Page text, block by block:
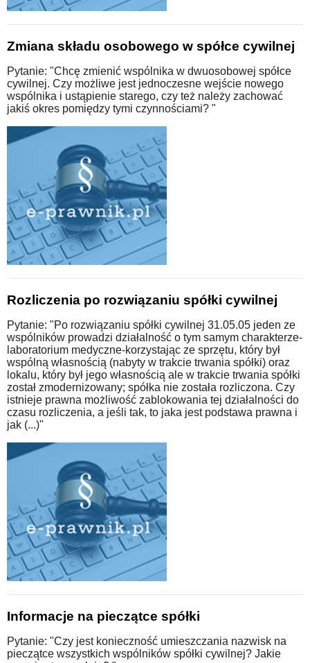
Zmiana składu osobowego w spółce cywilnej
Pytanie: "Chcę zmienić wspólnika w dwuosobowej spółce
cywilnej. Czy możliwe jest jednoczesne wejście nowego
wspólnika i ustąpienie starego, czy też należy zachować
jakiś okres pomiędzy tymi czynnościami? "
Rozliczenia po rozwiązaniu spółki cywilnej
Pytanie: "Po rozwiązaniu spółki cywilnej 31.05.05 jeden ze
wspólników prowadzi działalność o tym samym charakterze-
laboratorium medyczne-korzystając ze sprzętu, który był
wspólną własnością (nabyty w trakcie trwania spółki) oraz
lokalu, który był jego własnością ale w trakcie trwania spółki
został zmodernizowany; spółka nie została rozliczona. Czy
istnieje prawna możliwość zablokowania tej działalności do
czasu rozliczenia, a jeśli tak, to jaka jest podstawa prawna i
jak (...)"
Informacje na pieczątce spółki
Pytanie: "Czy jest konieczność umieszczania nazwisk na
pieczątce wszystkich wspólników spółki cywilnej? Jakie